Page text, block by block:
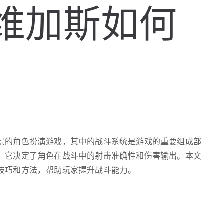
加斯如何
角色扮演游戏，其中的战斗系统是游戏的重要组成部
决定了角色在战斗中的射击准确性和伤害输出。本文
和方法，帮助玩家提升战斗能力。